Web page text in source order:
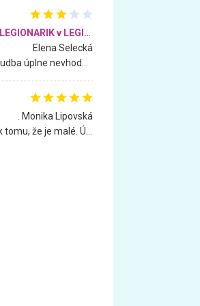
Vnútorné detské ihrisko LEGIONARIK v LEGIA Fitness
Elena Selecká
. Monika Lipovská